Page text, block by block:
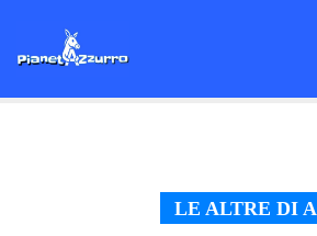
LE ALTRE DI A